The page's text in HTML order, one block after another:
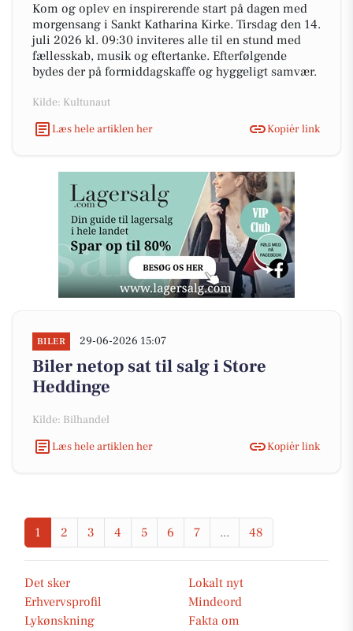
Kom og oplev en inspirerende start på dagen med
morgensang i Sankt Katharina Kirke. Tirsdag den 14.
juli 2026 kl. 09:30 inviteres alle til en stund med
fællesskab, musik og eftertanke. Efterfølgende
bydes der på formiddagskaffe og hyggeligt samvær.
Kilde: Kultunaut
Læs hele artiklen her
Kopiér link
BILER 29-06-2026 15:07
Biler netop sat til salg i Store
Heddinge
Kilde: Bilhandel
Læs hele artiklen her
Kopiér link
1 2 3 4 5 6 7 ... 48
Det sker
Lokalt nyt
Erhvervsprofil
Mindeord
Lykønskning
Fakta om